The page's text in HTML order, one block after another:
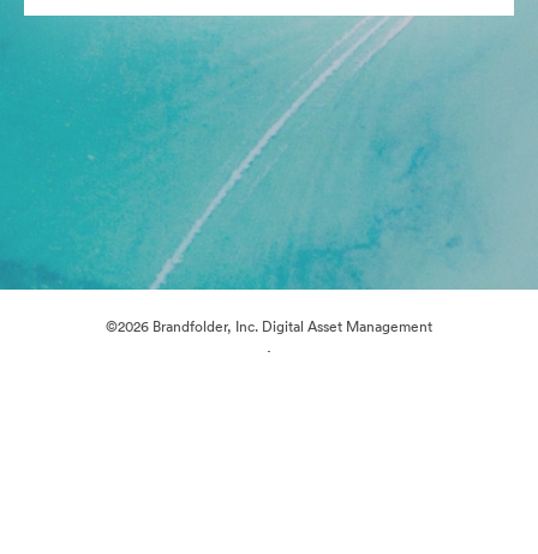
©2026 Brandfolder, Inc. Digital Asset Management
·